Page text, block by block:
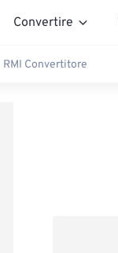
Convertire
RMI Convertitore